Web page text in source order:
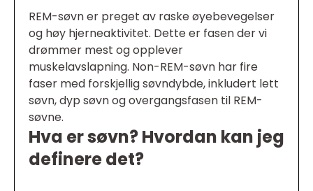
REM-søvn er preget av raske øyebevegelser
og høy hjerneaktivitet. Dette er fasen der vi
drømmer mest og opplever
muskelavslapning. Non-REM-søvn har fire
faser med forskjellig søvndybde, inkludert lett
søvn, dyp søvn og overgangsfasen til REM-
søvne.
Hva er søvn? Hvordan kan jeg
definere det?